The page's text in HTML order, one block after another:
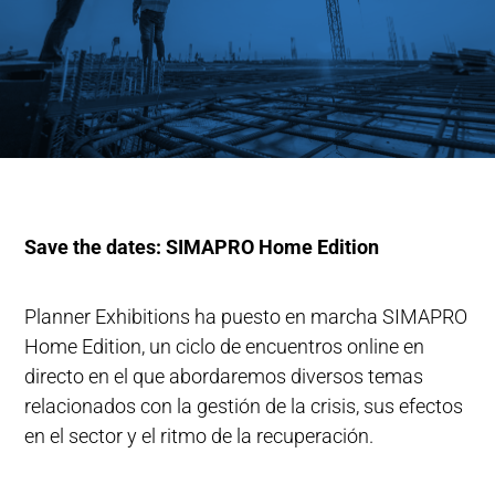
Save the dates: SIMAPRO Home Edition
Planner Exhibitions ha puesto en marcha SIMAPRO
Home Edition, un ciclo de encuentros online en
directo en el que abordaremos diversos temas
relacionados con la gestión de la crisis, sus efectos
en el sector y el ritmo de la recuperación.